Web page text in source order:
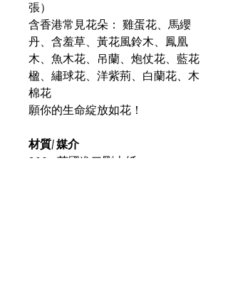
張）
含香港常見花朵： 雞蛋花、馬纓
丹、含羞草、黃花風鈴木、鳳凰
木、魚木花、吊蘭、炮仗花、藍花
楹、繡球花、洋紫荊、白蘭花、木
棉花
願你的生命綻放如花！
材質/ 媒介
300g 英國進口剛古紙